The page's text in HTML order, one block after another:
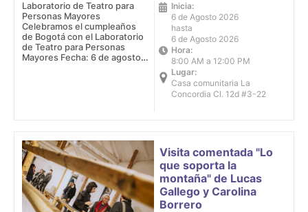
Laboratorio de Teatro para
Personas Mayores
Celebramos el cumpleaños
de Bogotá con el Laboratorio
de Teatro para Personas
Mayores Fecha: 6 de agosto
Inicia:
6 de Agosto 2026
hasta
6 de Agosto 2026
Hora:
8:00 AM a 12:00 PM
Lugar:
Casa comunitaria La
Concordia Cl. 12d #3-22
Visita comentada "Lo
que soporta la
montaña" de Lucas
Gallego y Carolina
Borrero